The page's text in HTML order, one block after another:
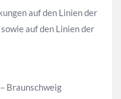
auf den Linien der
auf den Linien der
Braunschweig